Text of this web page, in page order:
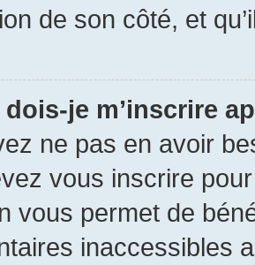
de son côté, et
je m’inscrire
ne pas en avoir
vous inscrire
vous permet de
inaccessibles